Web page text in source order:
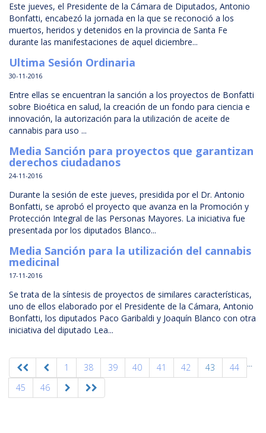
Este jueves, el Presidente de la Cámara de Diputados, Antonio
Bonfatti, encabezó la jornada en la que se reconoció a los
muertos, heridos y detenidos en la provincia de Santa Fe
durante las manifestaciones de aquel diciembre...
Ultima Sesión Ordinaria
30-11-2016
Entre ellas se encuentran la sanción a los proyectos de Bonfatti
sobre Bioética en salud, la creación de un fondo para ciencia e
innovación, la autorización para la utilización de aceite de
cannabis para uso ...
Media Sanción para proyectos que garantizan
derechos ciudadanos
24-11-2016
Durante la sesión de este jueves, presidida por el Dr. Antonio
Bonfatti, se aprobó el proyecto que avanza en la Promoción y
Protección Integral de las Personas Mayores. La iniciativa fue
presentada por los diputados Blanco...
Media Sanción para la utilización del cannabis
medicinal
17-11-2016
Se trata de la síntesis de proyectos de similares características,
uno de ellos elaborado por el Presidente de la Cámara, Antonio
Bonfatti, los diputados Paco Garibaldi y Joaquín Blanco con otra
iniciativa del diputado Lea...
1 ...
38 39 40 41 42 43
44
45
46